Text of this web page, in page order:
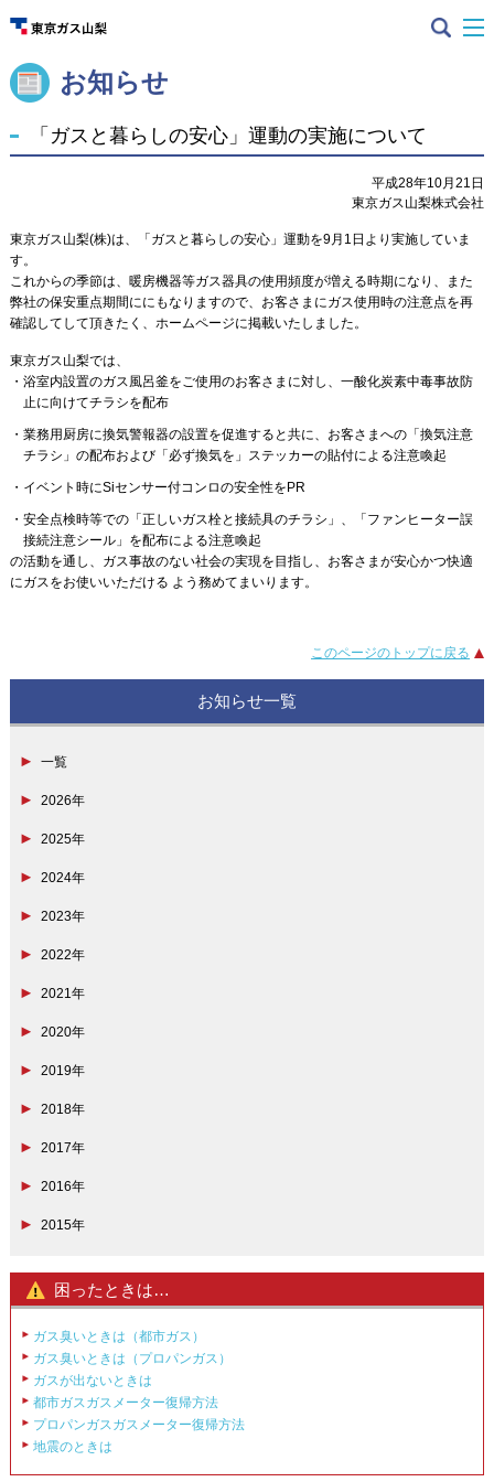
お知らせ
「ガスと暮らしの安心」運動の実施について
平成28年10月21日
東京ガス山梨株式会社
東京ガス山梨(株)は、「ガスと暮らしの安心」運動を9月1日より実施していま
す。
これからの季節は、暖房機器等ガス器具の使用頻度が増える時期になり、また
弊社の保安重点期間ににもなりますので、お客さまにガス使用時の注意点を再
確認してして頂きたく、ホームページに掲載いたしました。
東京ガス山梨では、
浴室内設置のガス風呂釜をご使用のお客さまに対し、一酸化炭素中毒事故防
止に向けてチラシを配布
業務用厨房に換気警報器の設置を促進すると共に、お客さまへの「換気注意
チラシ」の配布および「必ず換気を」ステッカーの貼付による注意喚起
イベント時にSiセンサー付コンロの安全性をPR
安全点検時等での「正しいガス栓と接続具のチラシ」、「ファンヒーター誤
接続注意シール」を配布による注意喚起
の活動を通し、ガス事故のない社会の実現を目指し、お客さまが安心かつ快適
にガスをお使いいただける よう務めてまいります。
このページのトップに戻る
お知らせ一覧
一覧
2026年
2025年
2024年
2023年
2022年
2021年
2020年
2019年
2018年
2017年
2016年
2015年
困ったときは…
ガス臭いときは（都市ガス）
ガス臭いときは（プロパンガス）
ガスが出ないときは
都市ガスガスメーター復帰方法
プロパンガスガスメーター復帰方法
地震のときは